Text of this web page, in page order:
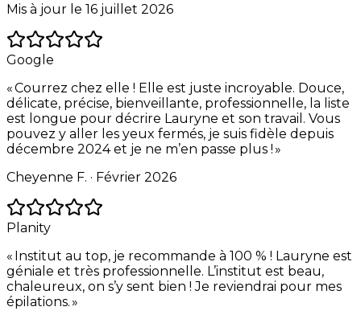
Mis à jour le 16 juillet 2026
Google
«Courrez chez elle ! Elle est juste incroyable. Douce,
délicate, précise, bienveillante, professionnelle, la liste
est longue pour décrire Lauryne et son travail. Vous
pouvez y aller les yeux fermés, je suis fidèle depuis
décembre 2024 et je ne m’en passe plus !»
Cheyenne F. · Février 2026
Planity
« Institut au top, je recommande à 100 % ! Lauryne est
géniale et très professionnelle. L’institut est beau,
chaleureux, on s’y sent bien ! Je reviendrai pour mes
épilations.»